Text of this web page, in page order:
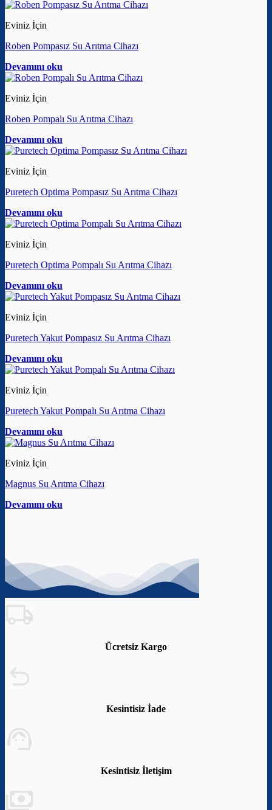
Eviniz İçin
Roben Pompasız Su Arıtma Cihazı
Devamını oku
Eviniz İçin
Roben Pompalı Su Arıtma Cihazı
Devamını oku
Eviniz İçin
Puretech Optima Pompasız Su Arıtma Cihazı
Devamını oku
Eviniz İçin
Puretech Optima Pompalı Su Arıtma Cihazı
Devamını oku
Eviniz İçin
Puretech Yakut Pompasız Su Arıtma Cihazı
Devamını oku
Eviniz İçin
Puretech Yakut Pompalı Su Arıtma Cihazı
Devamını oku
Eviniz İçin
Magnus Su Arıtma Cihazı
Devamını oku
Ücretsiz Kargo
Kesintisiz İade
Kesintisiz İletişim